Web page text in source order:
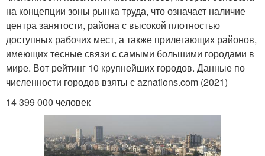
на концепции зоны рынка труда, что означает наличие
центра занятости, района с высокой плотностью
доступных рабочих мест, а также прилегающих районов,
имеющих тесные связи с самыми большими городами в
мире. Вот рейтинг 10 крупнейших городов. Данные по
численности городов взяты с aznations.com (2021)
14 399 000 человек